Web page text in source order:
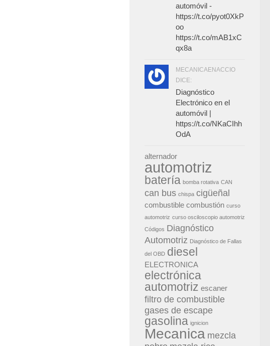
automóvil -
https://t.co/pyot0XkP
oo
https://t.co/mAB1xC
qx8a
MECANICAENACCIO
DICE:
Diagnóstico
Electrónico en el
automóvil |
https://t.co/NKaCIhh
OdA
alternador
automotriz
batería bomba rotativa CAN
can bus chispa cigüeñal
combustible combustión curso
automotriz curso osciloscopio automotriz
Códigos Diagnóstico
Automotriz Diagnóstico de Fallas
del OBD diesel
ELECTRONICA
electrónica
automotriz escaner
filtro de combustible
gases de escape
gasolina ignicion
Mecanica mezcla